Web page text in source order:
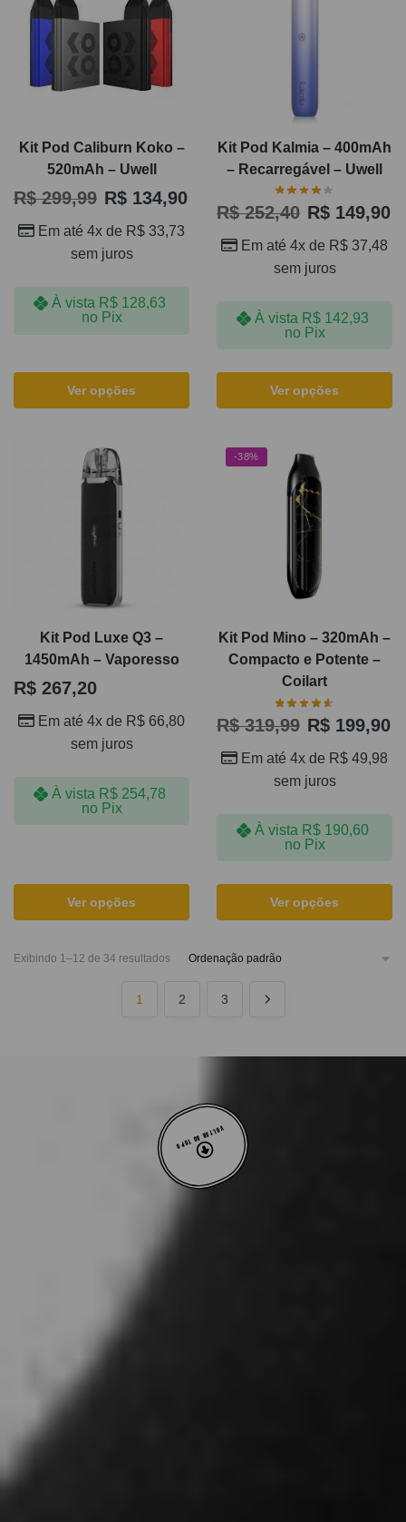
Kit Pod Caliburn Koko –
520mAh – Uwell
R$299,99 R$ 134,90
Em até 4x de R$ 33,73
sem juros
À vista R$ 128,63
no Pix
Ver opções
Kit Pod Kalmia – 400mAh
– Recarregável – Uwell
R$252,40 R$ 149,90
Em até 4x de R$ 37,48
sem juros
À vista R$ 142,93
no Pix
Ver opções
Kit Pod Luxe Q3 –
1450mAh – Vaporesso
R$ 267,20
Em até 4x de R$ 66,80
sem juros
À vista R$ 254,78
no Pix
Ver opções
-38%
Kit Pod Mino – 320mAh –
Compacto e Potente –
Coilart
R$319,99 R$ 199,90
Em até 4x de R$ 49,98
sem juros
À vista R$ 190,60
no Pix
Ver opções
Exibindo 1–12 de 34 resultados
1 2 3
VOLTAR AO TOPO